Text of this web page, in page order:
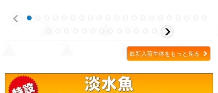
最新入荷生体をもっと見る